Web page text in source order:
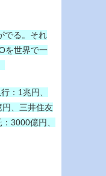
でる。それ
を世界で一
：1兆円、
、三井住友
3000億円、